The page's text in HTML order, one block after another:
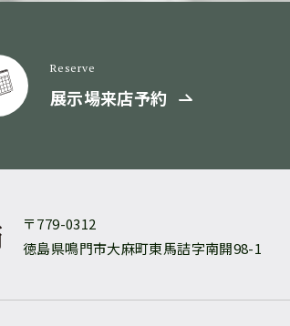
Reserve
展示場来店予約
〒779-0312
徳島県鳴門市大麻町東馬詰字南開98-1